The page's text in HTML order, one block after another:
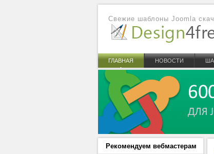
Свежие шаблоны Joomla
ГЛАВНАЯ НОВОСТИ
Рекомендуем вебмастерам